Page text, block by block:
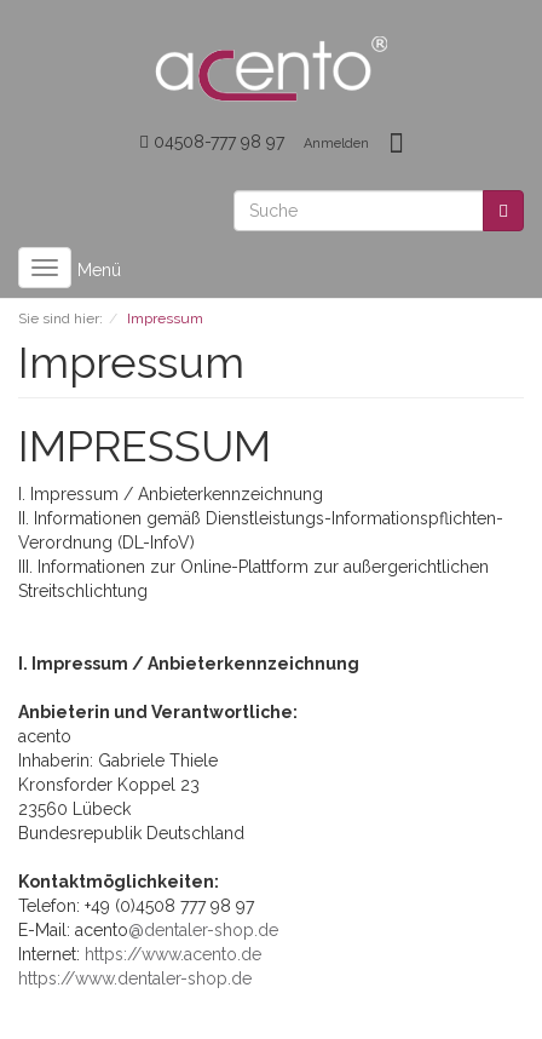
04508-777 98 97 Anmelden
Toggle
navigation
Menü
Sie sind hier: Impressum
Impressum
IMPRESSUM
I. Impressum / Anbieterkennzeichnung
II. Informationen gemäß Dienstleistungs-Informationspflichten-
Verordnung (DL-InfoV)
III. Informationen zur Online-Plattform zur außergerichtlichen
Streitschlichtung
I. Impressum / Anbieterkennzeichnung
Anbieterin und Verantwortliche:
acento
Inhaberin: Gabriele Thiele
Kronsforder Koppel 23
23560 Lübeck
Bundesrepublik Deutschland
Kontaktmöglichkeiten:
Telefon: +49 (0)4508 777 98 97
E-Mail: acento@dentaler-shop.de
Internet: https://www.acento.de
https://www.dentaler-shop.de